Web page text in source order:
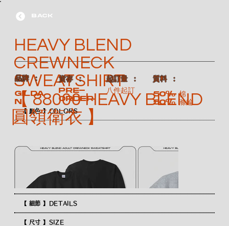
【 顏色 】COLORS
【 細節 】DETAILS
【 尺寸 】SIZE
BACK
HEAVY BLEND
CREWNECK
SWEATSHIRT
【 88000 HEAVY BLEND
圓領衛衣 】
​品牌 ：
GILDA
N
​貨存 ：
Pre-
order
​起訂量 ：
八件起訂
​質料 ：
50% 棉
50% 滌綸